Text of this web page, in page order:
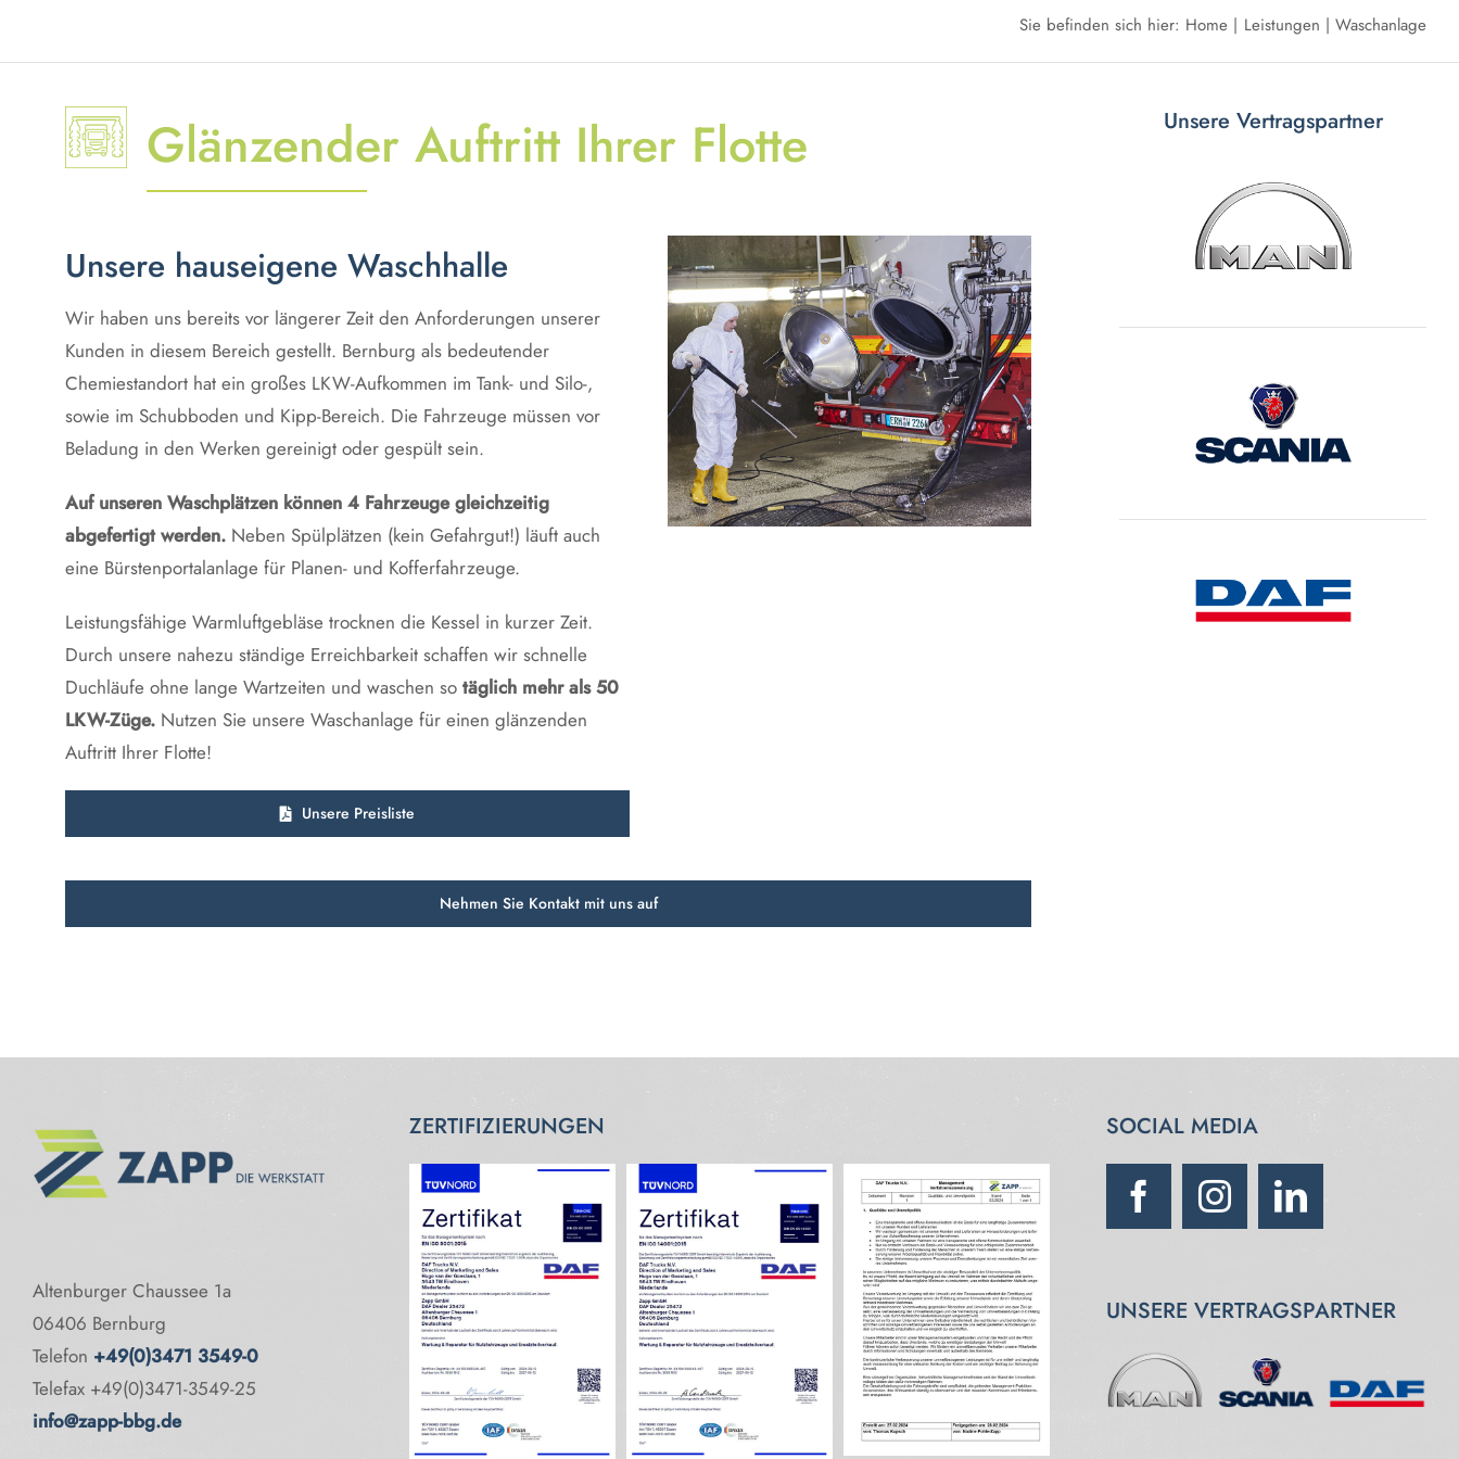
Sie befinden sich hier: Home Leistungen Waschanlage
Glänzender Auftritt Ihrer Flotte
Unsere hauseigene Waschhalle
Wir haben uns bereits vor längerer Zeit den Anforderungen unserer
Kunden in diesem Bereich gestellt. Bernburg als bedeutender
Chemiestandort hat ein großes LKW-Aufkommen im Tank- und Silo-,
sowie im Schubboden und Kipp-Bereich. Die Fahrzeuge müssen vor
Beladung in den Werken gereinigt oder gespült sein.
Auf unseren Waschplätzen können 4 Fahrzeuge gleichzeitig
abgefertigt werden.Neben Spülplätzen (kein Gefahrgut!) läuft auch
eine Bürstenportalanlage für Planen- und Kofferfahrzeuge.
Leistungsfähige Warmluftgebläse trocknen die Kessel in kurzer Zeit.
Durch unsere nahezu ständige Erreichbarkeit schaffen wir schnelle
Duchläufe ohne lange Wartzeiten und waschen so täglich mehr als 50
LKW-Züge.Nutzen Sie unsere Waschanlage für einen glänzenden
Auftritt Ihrer Flotte!
Unsere Preisliste
Nehmen Sie Kontakt mit uns auf
Unsere Vertragspartner
Altenburger Chaussee 1a
06406 Bernburg
Telefon +49(0)3471 3549-0
Telefax +49(0)3471-3549-25
info@zapp-bbg.de
ZERTIFIZIERUNGEN SOCIAL MEDIA
UNSERE VERTRAGSPARTNER